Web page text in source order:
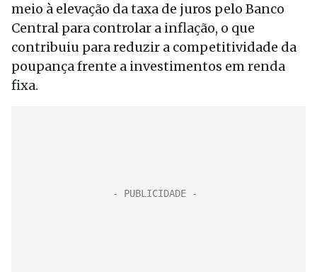
meio à elevação da taxa de juros pelo Banco
Central para controlar a inflação, o que
contribuiu para reduzir a competitividade da
poupança frente a investimentos em renda
fixa.